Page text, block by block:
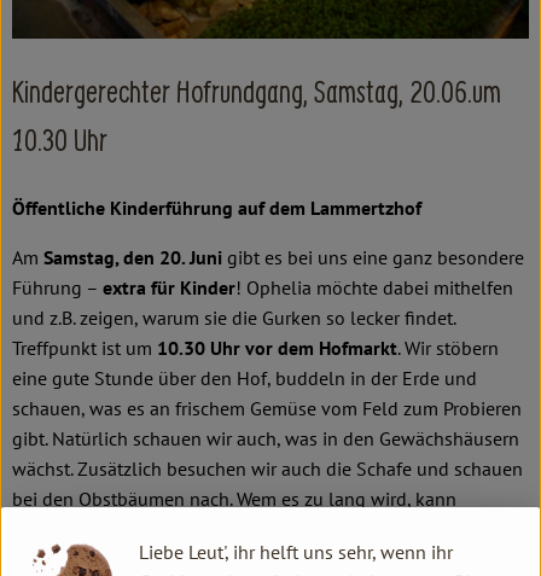
Kochen & Backen
Getränke
Einkaufen
Über uns
Aktuelles
Erleben
Kindergerechter Hofrundgang, Samstag, 20.06.um
10.30 Uhr
Öffentliche Kinderführung auf dem Lammertzhof
Am Samstag, den 20. Juni gibt es bei uns eine ganz besondere
Führung – extra für Kinder! Ophelia möchte dabei mithelfen
und z.B. zeigen, warum sie die Gurken so lecker findet.
Treffpunkt ist um 10.30 Uhr vor dem Hofmarkt. Wir stöbern
eine gute Stunde über den Hof, buddeln in der Erde und
schauen, was es an frischem Gemüse vom Feld zum Probieren
gibt. Natürlich schauen wir auch, was in den Gewächshäusern
wächst. Zusätzlich besuchen wir auch die Schafe und schauen
bei den Obstbäumen nach. Wem es zu lang wird, kann
Liebe Leut', ihr helft uns sehr, wenn ihr